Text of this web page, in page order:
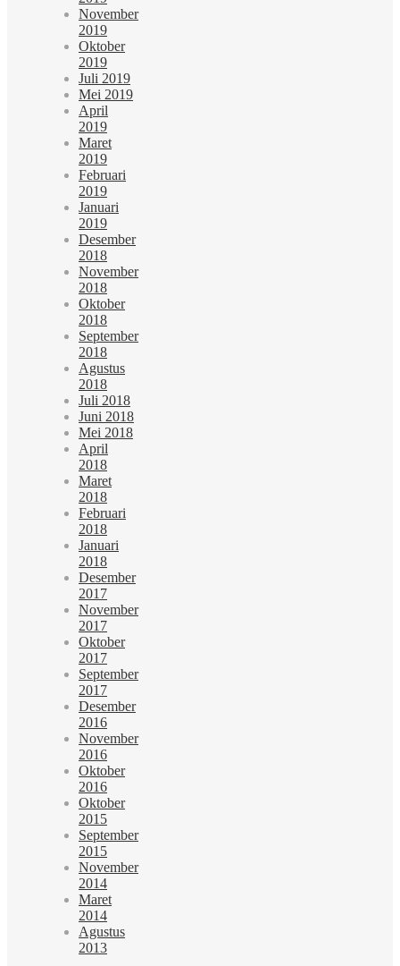
November
2019
Oktober
2019
Juli 2019
Mei 2019
April
2019
Maret
2019
Februari
2019
Januari
2019
Desember
2018
November
2018
Oktober
2018
September
2018
Agustus
2018
Juli 2018
Juni 2018
Mei 2018
April
2018
Maret
2018
Februari
2018
Januari
2018
Desember
2017
November
2017
Oktober
2017
September
2017
Desember
2016
November
2016
Oktober
2016
Oktober
2015
September
2015
November
2014
Maret
2014
Agustus
2013